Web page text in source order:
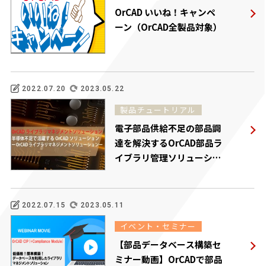
OrCAD いいね！キャンペ
ーン（OrCAD全製品対象）
2022.07.20 2023.05.22
製品チュートリアル
電子部品供給不足の部品調
達を解決するOrCAD部品ラ
イブラリ管理ソリューショ
2022.07.15 2023.05.11
イベント・セミナー
【部品データベース構築セ
ミナー動画】OrCADで部品